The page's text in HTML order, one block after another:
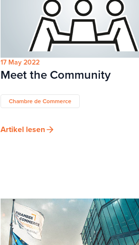
17 May 2022
Meet the Community
Chambre de Commerce
Artikel lesen